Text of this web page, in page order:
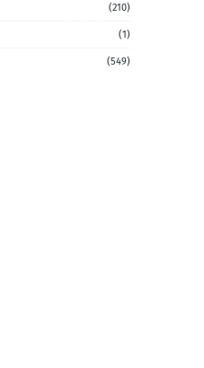
(210)
(1)
(549)